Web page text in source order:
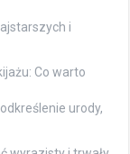
i
Co warto
urody,